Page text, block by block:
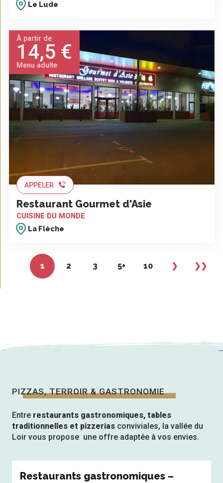
Le Lude
À partir de
14,5 €
Menu adulte
APPELER
Restaurant Gourmet d'Asie
CUISINE DU MONDE
La Flèche
1 2 3 5+ 10 ❯ ❯❯
PIZZAS, TERROIR & GASTRONOMIE
Entre restaurants gastronomiques, tables
traditionnelles et pizzerias conviviales, la vallée du
Loir vous propose une offre adaptée à vos envies.
Restaurants gastronomiques –